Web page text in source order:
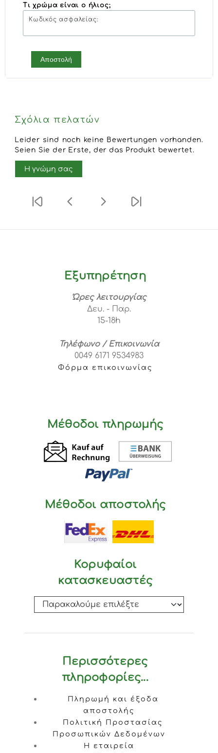
Κωδικός ασφαλείας:
Τι χρώμα είναι ο ήλιος;
Αποστολή
Σχόλια πελατών
Leider sind noch keine Bewertungen vorhanden.
Seien Sie der Erste, der das Produkt bewertet.
Η γνώμη σας
Εξυπηρέτηση
Ώρες λειτουργίας
Δευ. - Παρ.
15-18h
Τηλέφωνο / Επικοινωνία
0049 6171 9534983
Φόρμα επικοινωνίας
Μέθοδοι πληρωμής
Μέθοδοι αποστολής
Κορυφαίοι
κατασκευαστές
Περισσότερες
πληροφορίες...
Πληρωμή και έξοδα
αποστολής
Πολιτική Προστασίας
Προσωπικών Δεδομένων
Η εταιρεία